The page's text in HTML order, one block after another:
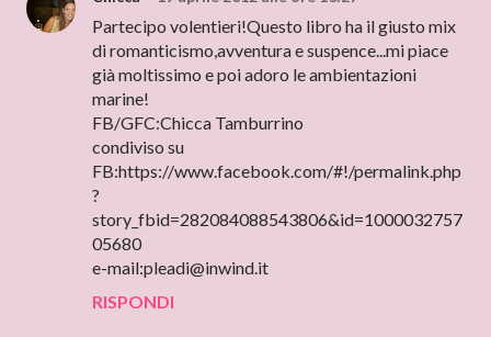
Partecipo volentieri!Questo libro ha il giusto mix
di romanticismo,avventura e suspence...mi piace
già moltissimo e poi adoro le ambientazioni
marine!
FB/GFC:Chicca Tamburrino
condiviso su
FB:https://www.facebook.com/#!/permalink.php
?
story_fbid=282084088543806&id=1000032757
05680
e-mail:pleadi@inwind.it
RISPONDI